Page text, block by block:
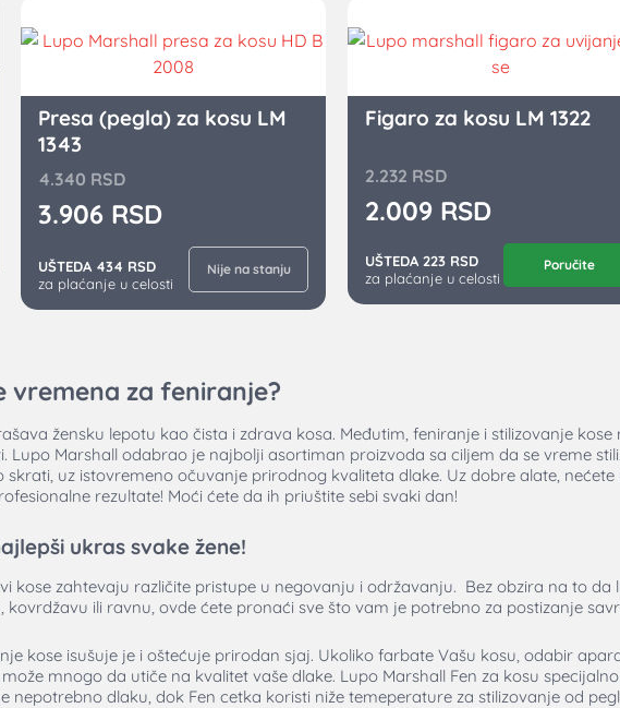
Presa (pegla) za kosu LM
1343
4.340 RSD
3.906 RSD
UŠTEDA 434 RSD
za plaćanje u celosti
Nije na stanju
Figaro za kosu LM 1322
2.232 RSD
2.009 RSD
UŠTEDA 223 RSD
za plaćanje u celosti
Poručite
vremena za feniranje?
žensku lepotu kao čista i zdrava kosa. Međutim, feniranje i stilizovanje kose
Lupo Marshall odabrao je najbolji asortiman proizvoda sa ciljem da se vreme
skrati, uz istovremeno očuvanje prirodnog kvaliteta dlake. Uz dobre alate,
rezultate! Moći ćete da ih priuštite sebi svaki dan!
ukras svake žene!
kose zahtevaju različite pristupe u negovanju i održavanju. Bez obzira na to da
kovrdžavu ili ravnu, ovde ćete pronaći sve što vam je potrebno za postizanje
kose isušuje je i oštećuje prirodan sjaj. Ukoliko farbate Vašu kosu, odabir
mnogo da utiče na kvalitet vaše dlake. Lupo Marshall Fen za kosu
nepotrebno dlaku, dok Fen cetka koristi niže temeperature za stilizovanje od